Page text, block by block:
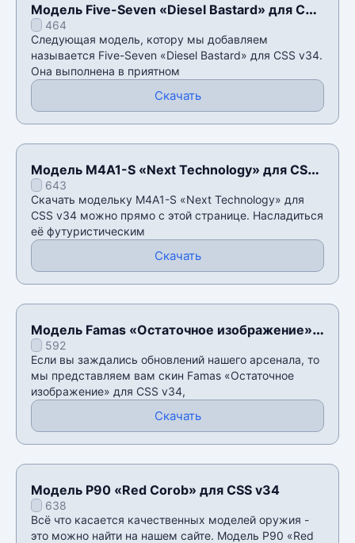
Модель Five-Seven «Diesel Bastard» для CSS
v34464
Следующая модель, котору мы добавляем
называется Five-Seven «Diesel Bastard» для CSS v34.
Она выполнена в приятном
Скачать
Модель M4A1-S «Next Technology» для CSS
v34643
Скачать модельку M4A1-S «Next Technology» для
CSS v34 можно прямо с этой странице. Насладиться
её футуристическим
Скачать
Модель Famas «Остаточное изображение»
для CSS v34
592
Если вы заждались обновлений нашего арсенала, то
мы представляем вам скин Famas «Остаточное
изображение» для CSS v34,
Скачать
Модель P90 «Red Corob» для CSS v34
638
Всë что касается качественных моделей оружия -
это можно найти на нашем сайте. Модель P90 «Red